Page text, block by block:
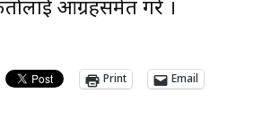
आग्रहसमेत गरे ।
Print Email